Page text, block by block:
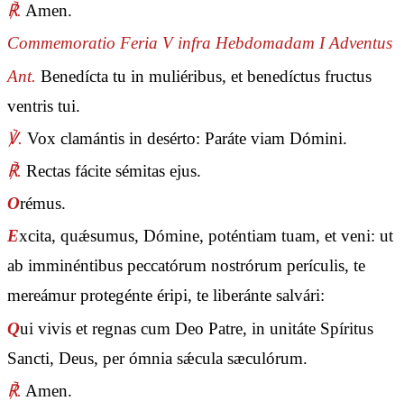
℟. Amen.
Commemoratio Feria V infra Hebdomadam I Adventus
Ant. Benedícta tu in muliéribus, et benedíctus fructus
ventris tui.
℣. Vox clamántis in desérto: Paráte viam Dómini.
℟. Rectas fácite sémitas ejus.
Orémus.
Excita, quǽsumus, Dómine, poténtiam tuam, et veni: ut
ab imminéntibus peccatórum nostrórum perículis, te
mereámur protegénte éripi, te liberánte salvári:
Qui vivis et regnas cum Deo Patre, in unitáte Spíritus
Sancti, Deus, per ómnia sǽcula sæculórum.
℟. Amen.